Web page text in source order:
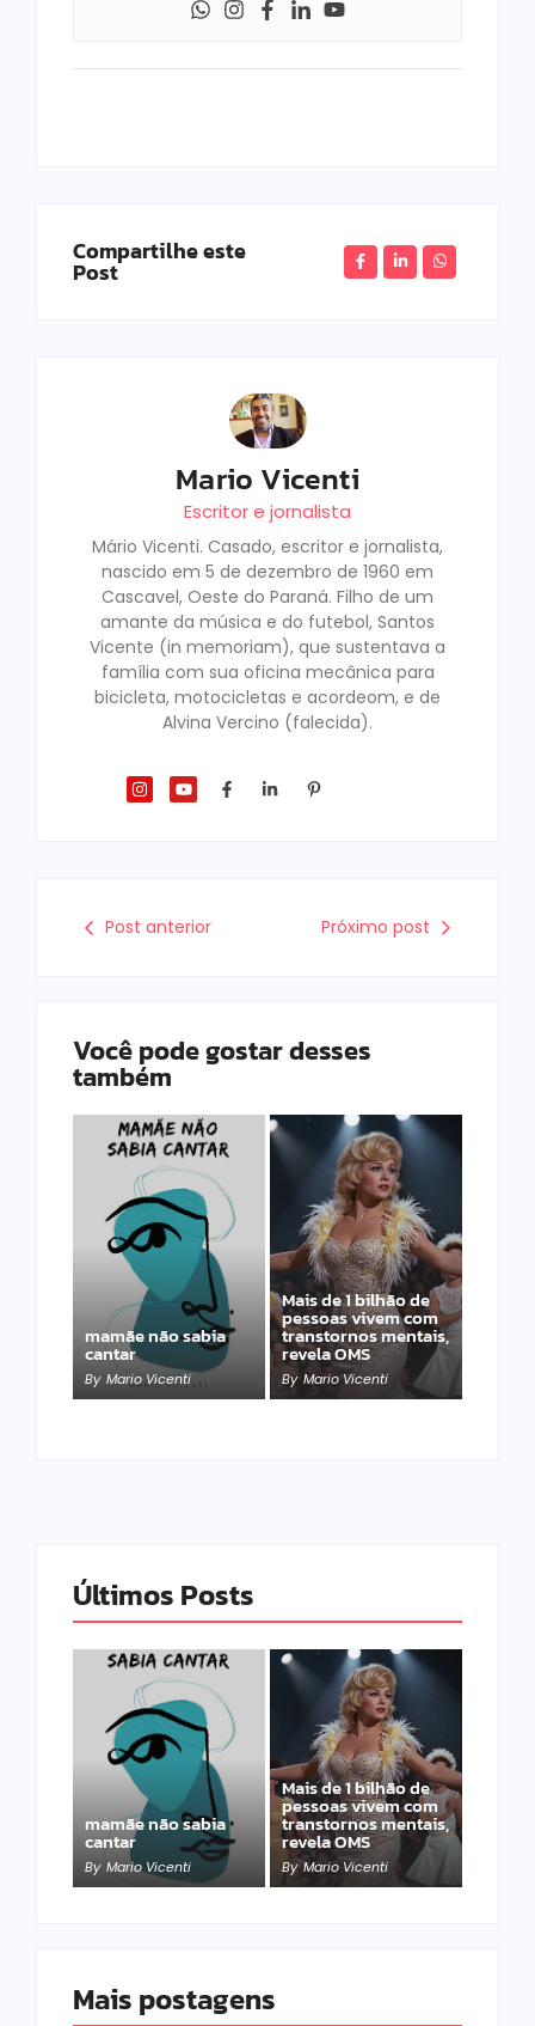
Compartilhe este
Post
Mario Vicenti
Escritor e jornalista
Mário Vicenti. Casado, escritor e jornalista,
nascido em 5 de dezembro de 1960 em
Cascavel, Oeste do Paraná. Filho de um
amante da música e do futebol, Santos
Vicente (in memoriam), que sustentava a
família com sua oficina mecânica para
bicicleta, motocicletas e acordeom, e de
Alvina Vercino (falecida).
Post anterior Próximo post
Você pode gostar desses
também
mamãe não sabia
cantar
By Mario Vicenti
Mais de 1 bilhão de
pessoas vivem com
transtornos mentais,
revela OMS
By Mario Vicenti
Últimos Posts
mamãe não sabia
cantar
By Mario Vicenti
Mais de 1 bilhão de
pessoas vivem com
transtornos mentais,
revela OMS
By Mario Vicenti
Mais postagens